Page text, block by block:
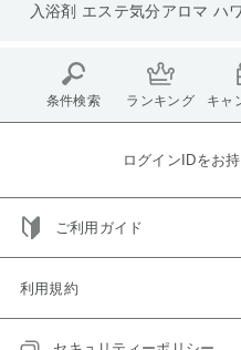
入浴剤 エステ気分アロマ ハ
条件検索 ランキング キャ
ログインIDをお
ご利用ガイド
利用規約